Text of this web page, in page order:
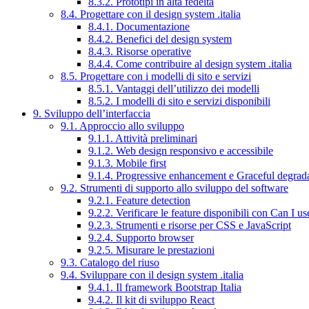
8.4. Progettare con il design system .italia
8.4.1. Documentazione
8.4.2. Benefici del design system
8.4.3. Risorse operative
8.4.4. Come contribuire al design system .italia
8.5. Progettare con i modelli di sito e servizi
8.5.1. Vantaggi dell’utilizzo dei modelli
8.5.2. I modelli di sito e servizi disponibili
9. Sviluppo dell’interfaccia
9.1. Approccio allo sviluppo
9.1.1. Attività preliminari
9.1.2. Web design responsivo e accessibile
9.1.3. Mobile first
9.1.4. Progressive enhancement e Graceful
9.2. Strumenti di supporto allo sviluppo del software
9.2.1. Feature detection
9.2.2. Verificare le feature disponibili con Can I
9.2.3. Strumenti e risorse per CSS e JavaScript
9.2.4. Supporto browser
9.2.5. Misurare le prestazioni
9.3. Catalogo del riuso
9.4. Sviluppare con il design system .italia
9.4.1. Il framework Bootstrap Italia
9.4.2. Il kit di sviluppo React